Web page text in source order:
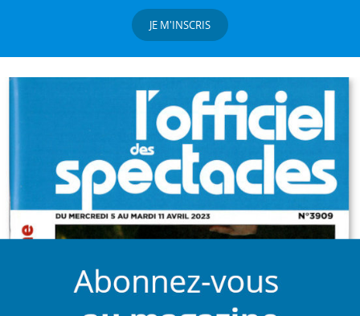
JE M'INSCRIS